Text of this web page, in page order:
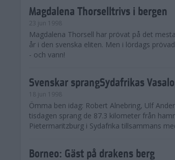
Magdalena Thorselltrivs i bergen
23 jun 1998
Magdalena Thorsell har prövat på det
år i den svenska eliten. Men i lördags
- och vann!
Svenskar sprangSydafrikas
18 jun 1998
Ömma ben idag: Robert Alnebring, Ulf
tisdagen sprang de 87.3 kilometer från
Pietermaritzburg i Sydafrika tillsammans
Borneo: Gäst på drakens berg